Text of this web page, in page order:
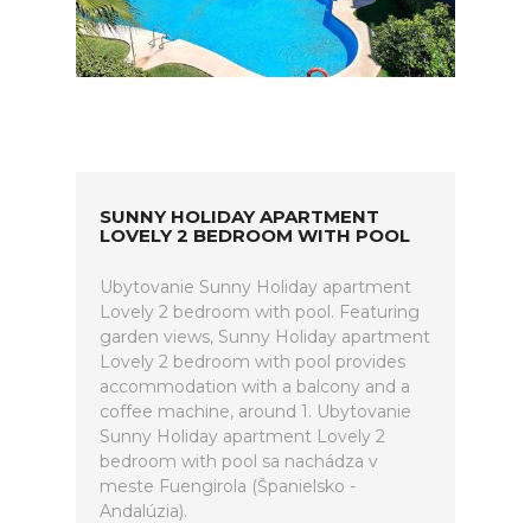
SUNNY HOLIDAY APARTMENT
LOVELY 2 BEDROOM WITH POOL
Ubytovanie Sunny Holiday apartment
Lovely 2 bedroom with pool. Featuring
garden views, Sunny Holiday apartment
Lovely 2 bedroom with pool provides
accommodation with a balcony and a
coffee machine, around 1. Ubytovanie
Sunny Holiday apartment Lovely 2
bedroom with pool sa nachádza v
meste Fuengirola (Španielsko -
Andalúzia).